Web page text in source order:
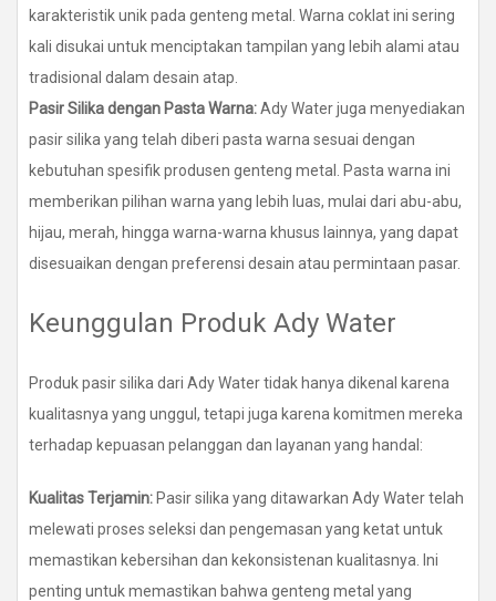
karakteristik unik pada genteng metal. Warna coklat ini sering
kali disukai untuk menciptakan tampilan yang lebih alami atau
tradisional dalam desain atap.
Pasir Silika dengan Pasta Warna:Ady Water juga menyediakan
pasir silika yang telah diberi pasta warna sesuai dengan
kebutuhan spesifik produsen genteng metal. Pasta warna ini
memberikan pilihan warna yang lebih luas, mulai dari abu-abu,
hijau, merah, hingga warna-warna khusus lainnya, yang dapat
disesuaikan dengan preferensi desain atau permintaan pasar.
Keunggulan Produk Ady Water
Produk pasir silika dari Ady Water tidak hanya dikenal karena
kualitasnya yang unggul, tetapi juga karena komitmen mereka
terhadap kepuasan pelanggan dan layanan yang handal:
Kualitas Terjamin: Pasir silika yang ditawarkan Ady Water telah
melewati proses seleksi dan pengemasan yang ketat untuk
memastikan kebersihan dan kekonsistenan kualitasnya. Ini
penting untuk memastikan bahwa genteng metal yang